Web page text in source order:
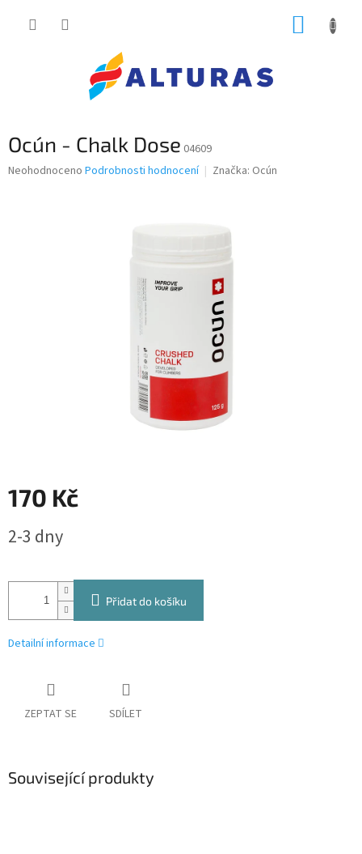
Ocún - Chalk Dose 04609
Průměrné
Neohodnoceno Podrobnosti hodnocení Značka: Ocún
170 Kč
cena:
2-3 dny
Přidat do košíku
Detailní informace
ZEPTAT SE SDÍLET
Související produkty